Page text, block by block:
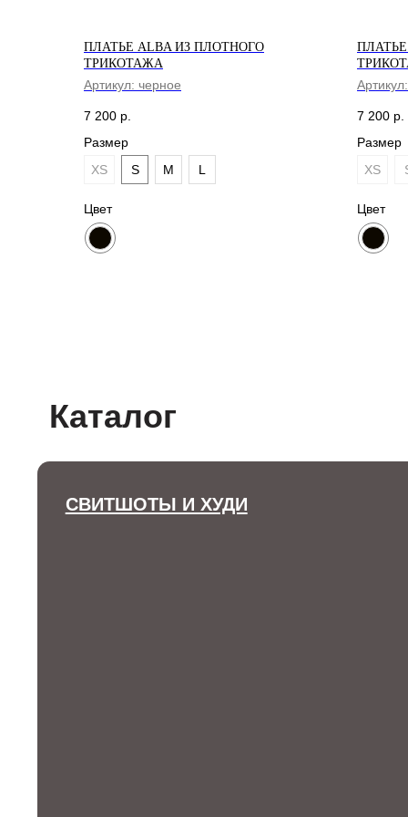
ПЛАТЬЕ ALBA ИЗ ПЛОТНОГО
ТРИКОТАЖА
Артикул: черное
7 200 р.
Размер
XS
S M L
Цвет
ПЛАТЬЕ
Артикул:
7 200 р.
Размер
XS
Цвет
Каталог